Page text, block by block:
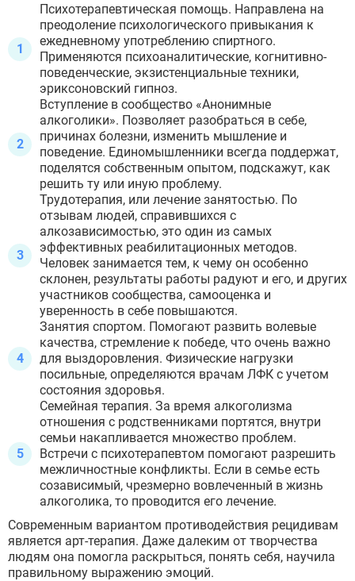
Психотерапевтическая помощь. Направлена на
преодоление психологического привыкания к
ежедневному употреблению спиртного.
Применяются психоаналитические, когнитивно-
поведенческие, экзистенциальные техники,
эриксоновский гипноз.
Вступление в сообщество «Анонимные
алкоголики». Позволяет разобраться в себе,
причинах болезни, изменить мышление и
поведение. Единомышленники всегда поддержат,
поделятся собственным опытом, подскажут, как
решить ту или иную проблему.
Трудотерапия, или лечение занятостью. По
отзывам людей, справившихся с
алкозависимостью, это один из самых
эффективных реабилитационных методов.
Человек занимается тем, к чему он особенно
склонен, результаты работы радуют и его, и других
участников сообщества, самооценка и
уверенность в себе повышаются.
Занятия спортом. Помогают развить волевые
качества, стремление к победе, что очень важно
для выздоровления. Физические нагрузки
посильные, определяются врачам ЛФК с учетом
состояния здоровья.
Семейная терапия. За время алкоголизма
отношения с родственниками портятся, внутри
семьи накапливается множество проблем.
Встречи с психотерапевтом помогают разрешить
межличностные конфликты. Если в семье есть
созависимый, чрезмерно вовлеченный в жизнь
алкоголика, то проводится его лечение.
Современным вариантом противодействия рецидивам
является арт-терапия. Даже далеким от творчества
людям она помогла раскрыться, понять себя, научила
правильному выражению эмоций.
ВЫБРАТЬ ГОРОД
Москва
Видное
Балашиха
Воскресенск
Долгопрудный
Домодедово
Дубна
Егорьевск
Жуковский
Ивантеевка
Клин